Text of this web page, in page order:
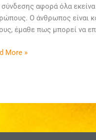
αφορά όλα
Ο άνθρωπος είναι
έμαθε πως μπορεί να
More »